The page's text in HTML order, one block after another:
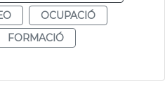
OCUPACIÓ
FORMACIÓ